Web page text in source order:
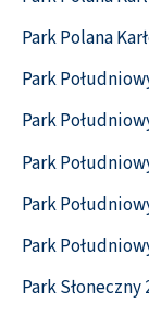
Park Polana
Park
Park
Park
Park
Park
Park Słoneczny